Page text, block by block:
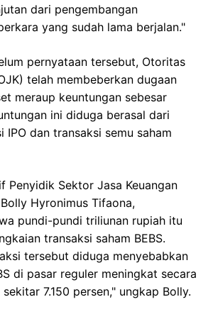
dari pengembangan
yang sudah lama berjalan."
pernyataan tersebut, Otoritas
telah membeberkan dugaan
meraup keuntungan sebesar
ini diduga berasal dari
IPO dan transaksi semu saham
Penyidik Sektor Jasa Keuangan
Hyronimus Tifaona,
pundi-pundi triliunan rupiah itu
transaksi saham BEBS.
tersebut diduga menyebabkan
di pasar reguler meningkat secara
7.150 persen," ungkap Bolly.